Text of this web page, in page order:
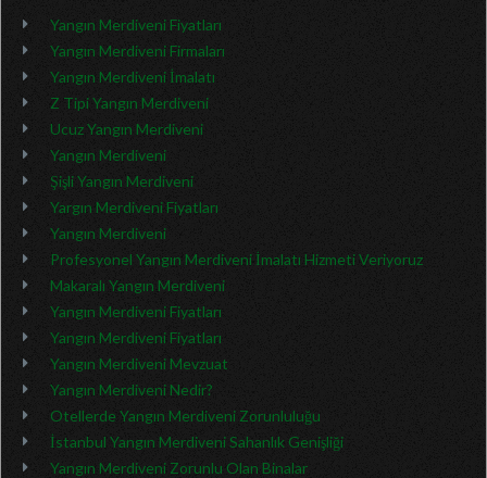
Yangın Merdiveni Fiyatları
Yangın Merdiveni Firmaları
Yangın Merdiveni İmalatı
Z Tipi Yangın Merdiveni
Ucuz Yangın Merdiveni
Yangın Merdiveni
Şişli Yangın Merdiveni
Yargın Merdiveni Fiyatları
Yangın Merdiveni
Profesyonel Yangın Merdiveni İmalatı Hizmeti Veriyoruz
Makaralı Yangın Merdiveni
Yangın Merdiveni Fiyatları
Yangın Merdiveni Fiyatları
Yangın Merdiveni Mevzuat
Yangın Merdiveni Nedir?
Otellerde Yangın Merdiveni Zorunluluğu
İstanbul Yangın Merdiveni Sahanlık Genişliği
Yangın Merdiveni Zorunlu Olan Binalar